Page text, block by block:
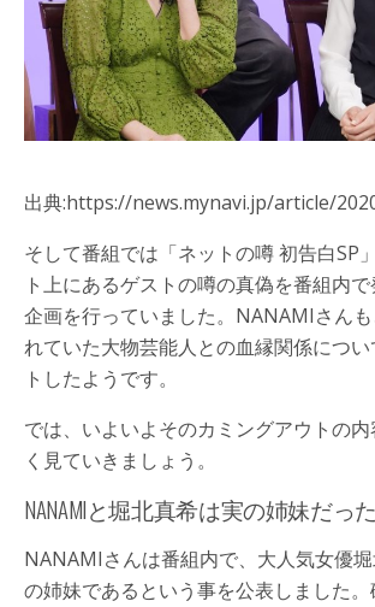
出典:https://news.mynavi.jp/article/
そして番組では「ネットの噂 初告白SP
ト上にあるゲストの噂の真偽を番組内
企画を行っていました。NANAMIさん
れていた大物芸能人との血縁関係につ
トしたようです。
では、いよいよそのカミングアウトの
く見ていきましょう。
NANAMIと堀北真希は実の姉妹だっ
NANAMIさんは番組内で、大人気女優
の姉妹であるという事を公表しました